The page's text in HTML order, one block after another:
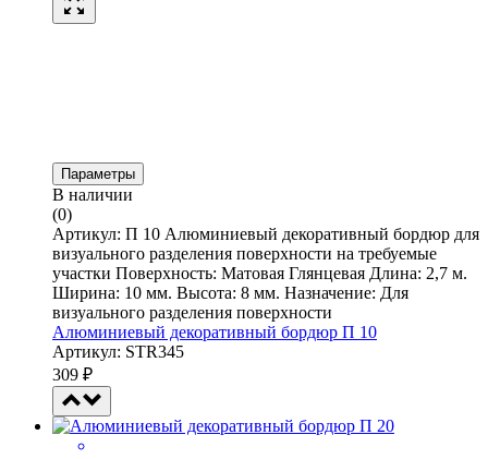
Параметры
В наличии
(0)
Артикул: П 10 Алюминиевый декоративный бордюр для
визуального разделения поверхности на требуемые
участки Поверхность: Матовая Глянцевая Длина: 2,7 м.
Ширина: 10 мм. Высота: 8 мм. Назначение: Для
визуального разделения поверхности
Алюминиевый декоративный бордюр П 10
Артикул: STR345
309 ₽